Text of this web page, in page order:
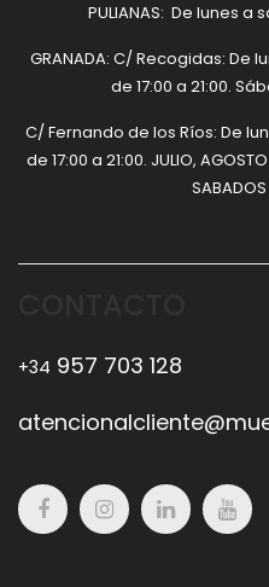
PULIANAS: De lunes a
GRANADA: C/ Recogidas: De
de 17:00 a 21:00.
C/ Fernando de los Ríos: De
de 17:00 a 21:00. JULIO, AGOSTO
+34 957 703 128